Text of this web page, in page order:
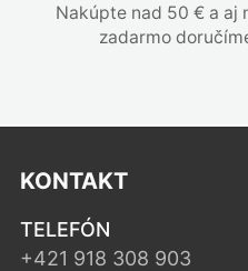
Nakúpte nad 50 € a aj
zadarmo
KONTAKT
TELEFÓN
+421 918 308 903